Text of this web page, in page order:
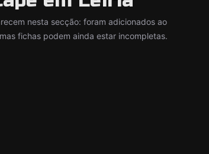
nesta secção: foram adicionados ao
fichas podem ainda estar incompletas.